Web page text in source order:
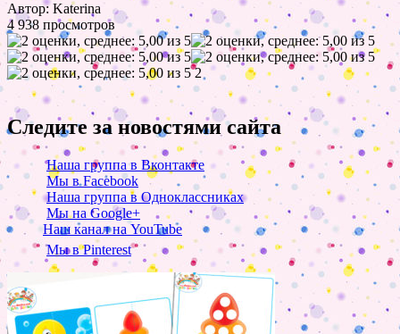
Автор: Katerina
4 938 просмотров
2
Следите за новостями сайта
Наша группа в Вконтакте
Мы в Facebook
Наша группа в Одноклассниках
Мы на Google+
Наш канал на YouTube
Мы в Pinterest